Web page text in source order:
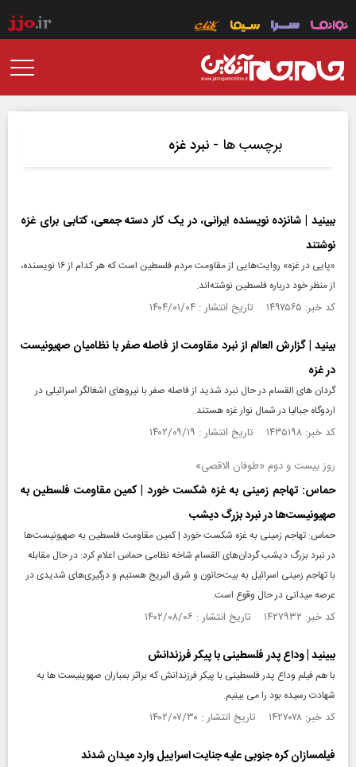
برچسب ها - نبرد غزه
ببینید | شانزده نویسنده ایرانی، در یک کار دسته جمعی، کتابی برای غزه
نوشتند
«پایی در غزه» روایت‌هایی از مقاومت مردم فلسطین است که هر کدام از ۱۶ نویسنده،
از منظر خود درباره فلسطین نوشته‌اند.
کد خبر: ۱۴۹۷۵۶۵ تاریخ انتشار : ۱۴۰۴/۰۱/۰۴
بینید | گزارش العالم از نبرد مقاومت از فاصله صفر با نظامیان صهیونیست
در غزه
گردان های القسام در حال نبرد شدید از فاصله صفر با نیروهای اشغالگر اسرائیلی در
اردوگاه جبالیا در شمال نوار غزه هستند.
کد خبر: ۱۴۳۵۱۹۸ تاریخ انتشار : ۱۴۰۲/۰۹/۱۹
روز بیست و دوم «طوفان الاقصی»
حماس: تهاجم زمینی به غزه شکست خورد | کمین مقاومت فلسطین به
صهیونیست‌ها در نبرد بزرگ دیشب
حماس: تهاجم زمینی به غزه شکست خورد | کمین مقاومت فلسطین به صهیونیست‌ها
در نبرد بزرگ دیشب گردان‌های القسام شاخه نظامی حماس اعلام کرد: در حال مقابله
با تهاجم زمینی اسرائیل به بیت‌حانون و شرق البریج هستیم و درگیری‌های شدیدی در
عرصه میدانی در حال وقوع است.
کد خبر: ۱۴۲۷۹۳۲ تاریخ انتشار : ۱۴۰۲/۰۸/۰۶
ببینید | وداع پدر فلسطینی با پیکر فرزندانش
با هم فیلم وداع پدر فلسطینی با پیکر فرزندانش که براثر بمباران صهوینیست ها به
شهادت رسیده بود را می بینیم.
کد خبر: ۱۴۲۷۰۷۸ تاریخ انتشار : ۱۴۰۲/۰۷/۳۰
فیلمسازان کره جنوبی علیه جنایت اسراییل وارد میدان شدند